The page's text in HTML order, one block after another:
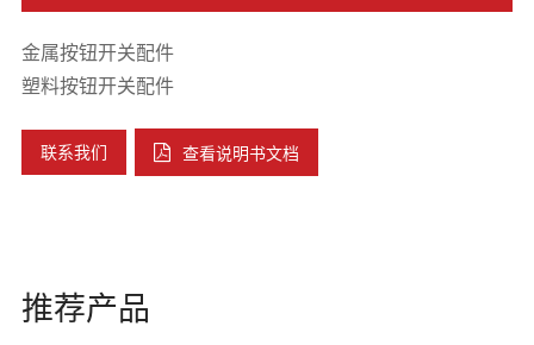
金属按钮开关配件
塑料按钮开关配件
联系我们 查看说明书文档
推荐产品